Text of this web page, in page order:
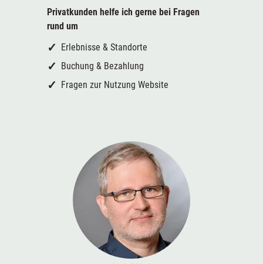
Privatkunden helfe ich gerne bei Fragen
rund um
Erlebnisse & Standorte
Buchung & Bezahlung
Fragen zur Nutzung Website